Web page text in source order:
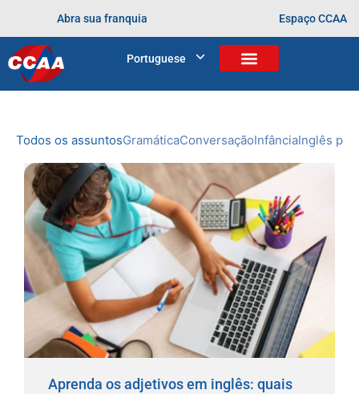
Abra sua franquia Espaço CCAA
Portuguese
Home > aulas híbridas
Todos os assuntosGramáticaConversaçãoInfânciaInglês
Aprenda os adjetivos em inglês: quais